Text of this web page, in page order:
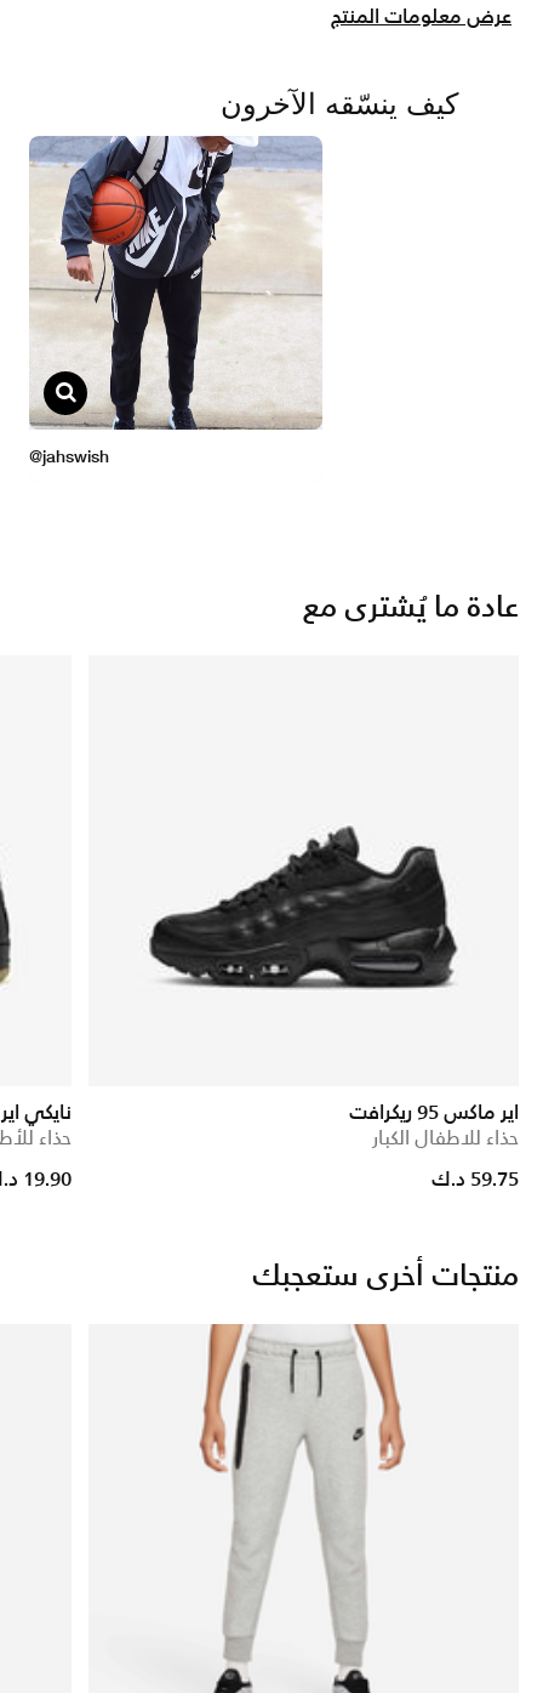
عرض معلومات المنتج
عادة ما يُشترى مع
اير ماكس 95 ريكرافت
حذاء للاطفال الكبار
59.75 د.ك
نايكي اير
حذاء
Price reduced from
19.90 د.ك
منتجات أخرى ستعجبك